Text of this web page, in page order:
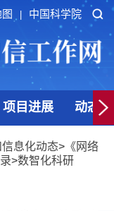
中国科学院
项目进展 动态
信息化动态> 《网络
>数智化科研